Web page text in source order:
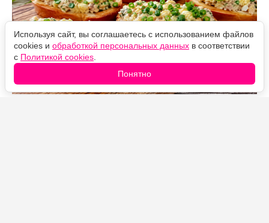
Используя сайт, вы соглашаетесь с использованием файлов
cookies и обработкой персональных данных в соответствии
с Политикой cookies
Понятно